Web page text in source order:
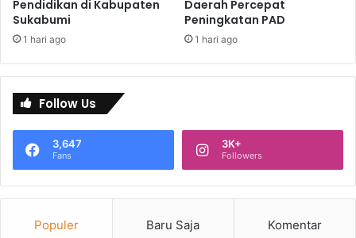
Pendidikan di Kabupaten
Sukabumi
1 hari ago
Daerah Percepat
Peningkatan PAD
1 hari ago
Follow Us
3,647
Fans
3K+
Followers
Populer Baru Saja Komentar